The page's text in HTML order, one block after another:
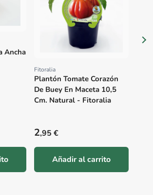
Ancha
Proveedor:
Fitoralia
Plantón Tomate Corazón
De Buey En Maceta 10,5
Cm. Natural - Fitoralia
Precio habitual
2,95 €
Añadir al carrito